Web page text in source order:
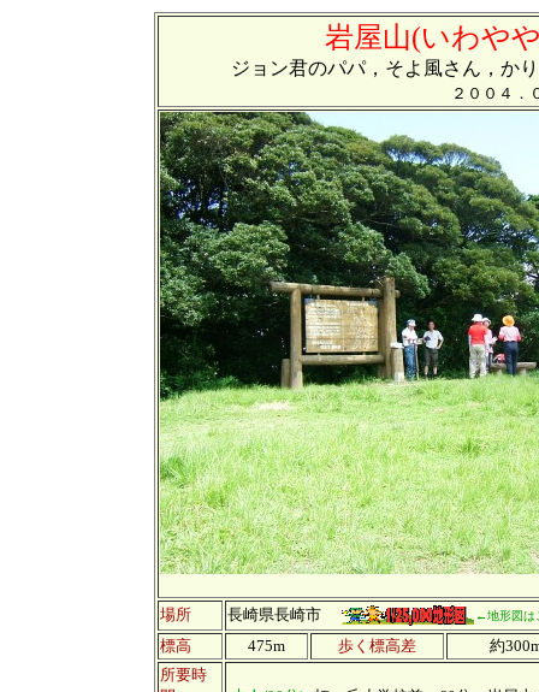
岩屋山(いわや
ジョン君のパパ，そよ風さん，か
２００４．
場所 長崎県長崎市 ←地形図は
標高 475m 歩く標高差
約
所要時